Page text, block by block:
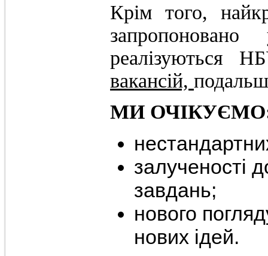
Крім того,
реалізуються
вакансій,
МИ
залученості
завдань;
нового
нових ідей.